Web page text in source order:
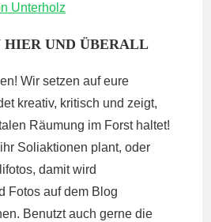
Unterholz
UND ÜBERALL
Wir setzen auf eure
kreativ, kritisch und zeigt,
Räumung im Forst haltet!
Soliaktionen plant, oder
damit wird
Fotos auf dem Blog
Benutzt auch gerne die